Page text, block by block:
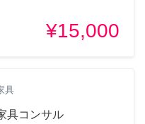
¥15,000
具
具コンサル